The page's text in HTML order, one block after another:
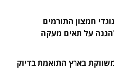
חמצון התורמים
על תאים מעקה
בארץ התואמת בדיוק